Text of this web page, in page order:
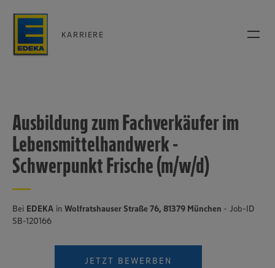
KARRIERE
Ausbildung zum Fachverkäufer im
Lebensmittelhandwerk -
Schwerpunkt Frische (m/w/d)
Bei EDEKA in Wolfratshauser Straße 76, 81379 München - Job-ID
SB-120166
JETZT BEWERBEN